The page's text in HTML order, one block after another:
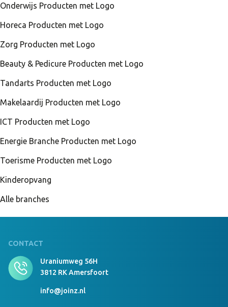
Onderwijs Producten met Logo
Horeca Producten met Logo
Zorg Producten met Logo
Beauty & Pedicure Producten met Logo
Tandarts Producten met Logo
Makelaardij Producten met Logo
ICT Producten met Logo
Energie Branche Producten met Logo
Toerisme Producten met Logo
Kinderopvang
Alle branches
CONTACT
Uraniumweg 56H
3812 RK Amersfoort
info@joinz.nl